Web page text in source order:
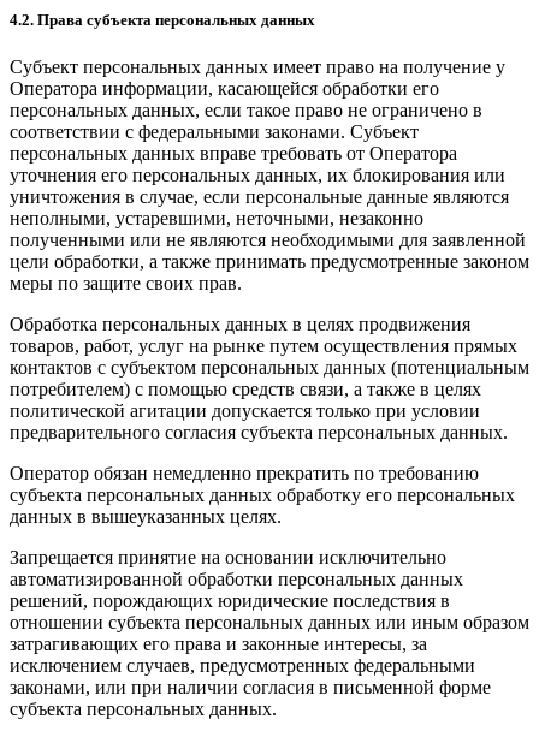
4.2. Права субъекта персональных данных
Субъект персональных данных имеет право на получение у
Оператора информации, касающейся обработки его
персональных данных, если такое право не ограничено в
соответствии с федеральными законами. Субъект
персональных данных вправе требовать от Оператора
уточнения его персональных данных, их блокирования или
уничтожения в случае, если персональные данные являются
неполными, устаревшими, неточными, незаконно
полученными или не являются необходимыми для заявленной
цели обработки, а также принимать предусмотренные законом
меры по защите своих прав.
Обработка персональных данных в целях продвижения
товаров, работ, услуг на рынке путем осуществления прямых
контактов с субъектом персональных данных (потенциальным
потребителем) с помощью средств связи, а также в целях
политической агитации допускается только при условии
предварительного согласия субъекта персональных данных.
Оператор обязан немедленно прекратить по требованию
субъекта персональных данных обработку его персональных
данных в вышеуказанных целях.
Запрещается принятие на основании исключительно
автоматизированной обработки персональных данных
решений, порождающих юридические последствия в
отношении субъекта персональных данных или иным образом
затрагивающих его права и законные интересы, за
исключением случаев, предусмотренных федеральными
законами, или при наличии согласия в письменной форме
субъекта персональных данных.